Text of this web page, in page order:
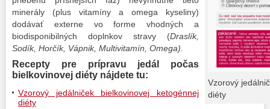
Vzorový
diéty
minerály (plus vitamíny a omega kyseliny)
dodávať externe vo forme vhodných a
biodisponibilných doplnkov stravy (Draslík,
Sodík, Horčík, Vápnik, Multivitamín, Omega).
Recepty pre prípravu jedál počas
bielkovinovej diéty nájdete tu:
Vzorový jedálniček bielkovinovej ketogénnej
diéty